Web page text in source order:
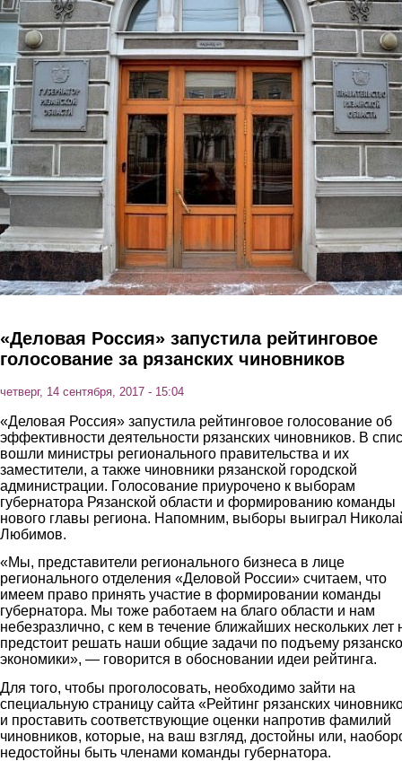
Перейти к основному содержанию
«Деловая Россия» запустила рейтинговое
голосование за рязанских чиновников
четверг, 14 сентября, 2017 - 15:04
«Деловая Россия» запустила рейтинговое голосование об
эффективности деятельности рязанских чиновников. В
вошли министры регионального правительства и их
заместители, а также чиновники рязанской городской
администрации. Голосование приурочено к выборам
губернатора Рязанской области и формированию команды
нового главы региона. Напомним, выборы выиграл
Любимов.
«Мы, представители регионального бизнеса в лице
регионального отделения «Деловой России» считаем, что
имеем право принять участие в формировании команды
губернатора. Мы тоже работаем на благо области и нам
небезразлично, с кем в течение ближайших нескольких лет
предстоит решать наши общие задачи по подъему
экономики», — говорится в обосновании идеи рейтинга.
Для того, чтобы проголосовать, необходимо зайти на
специальную страницу сайта «Рейтинг рязанских
и проставить соответствующие оценки напротив фамилий
чиновников, которые, на ваш взгляд, достойны или,
недостойны быть членами команды губернатора.